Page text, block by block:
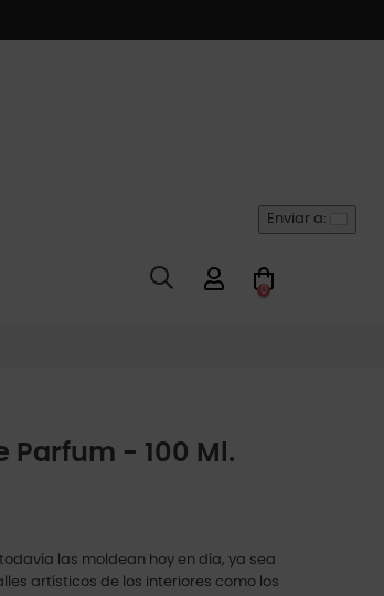
Enviar a:
0
Parfum - 100 Ml.
las moldean hoy en día, ya sea
artísticos de los interiores como los